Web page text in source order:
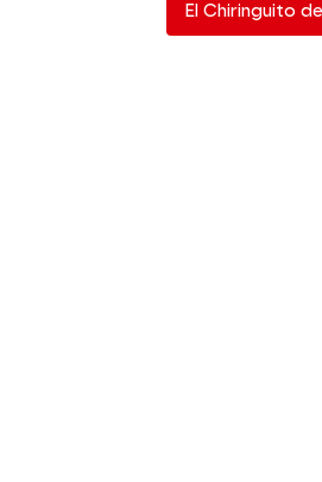
El Chiringuito